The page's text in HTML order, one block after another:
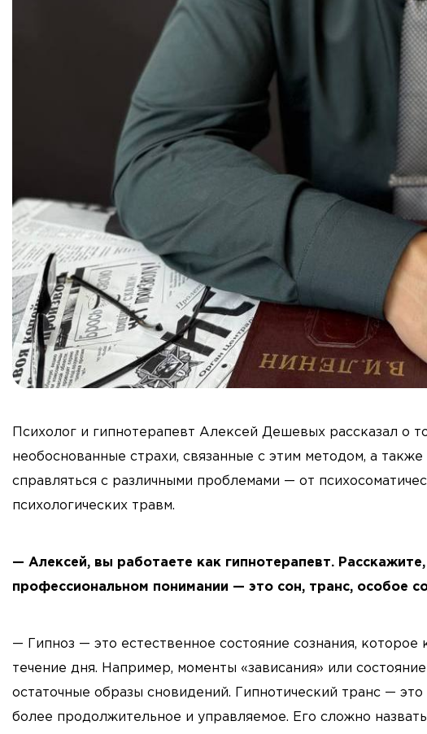
Психолог и гипнотерапевт Алексей Дешевых рассказал о
необоснованные страхи, связанные с этим методом, а
справляться с различными проблемами — от
психологических травм.
— Алексей, вы работаете как гипнотерапевт.
профессиональном понимании — это сон, транс, особое
— Гипноз — это естественное состояние сознания,
течение дня. Например, моменты «зависания» или
остаточные образы сновидений. Гипнотический транс —
более продолжительное и управляемое. Его сложно